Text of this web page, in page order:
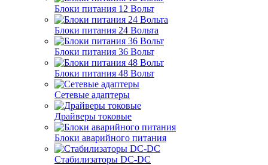
Блоки питания 12 Вольт
Блоки питания 24 Вольта
Блоки питания 36 Вольт
Блоки питания 48 Вольт
Сетевые адаптеры
Драйверы токовые
Блоки аварийного питания
Стабилизаторы DC-DC